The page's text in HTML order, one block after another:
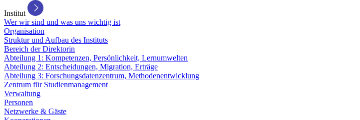
Institut
Wer wir sind und was uns wichtig ist
Organisation
Struktur und Aufbau des Instituts
Bereich der Direktorin
Abteilung 1: Kompetenzen, Persönlichkeit, Lernumwelten
Abteilung 2: Entscheidungen, Migration, Erträge
Abteilung 3: Forschungsdatenzentrum, Methodenentwicklung
Zentrum für Studienmanagement
Verwaltung
Personen
Netzwerke & Gäste